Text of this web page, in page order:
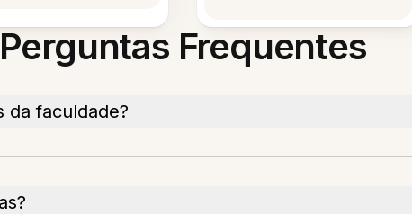
Perguntas Frequentes
da faculdade?